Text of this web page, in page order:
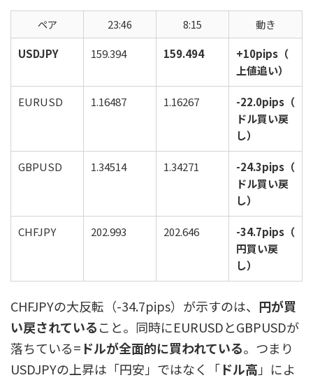
ペア 23:46 8:15
動き
USDJPY
159.394 159.494
+10pips（
上値追い）
EURUSD 1.16487 1.16267
-22.0pips（
ドル買い戻
し）
GBPUSD 1.34514 1.34271
-24.3pips（
ドル買い戻
し）
CHFJPY 202.993 202.646
-34.7pips（
円買い戻
し）
CHFJPYの大反転（-34.7pips）が示すのは、 円が買
い戻されていること。同時にEURUSDとGBPUSDが
落ちている= ドルが全面的に買われている。つまり
USDJPYの上昇は「円安」ではなく「ドル高 」によ